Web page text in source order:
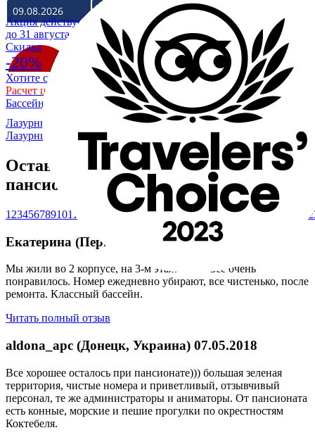
Акция действует
до 31 августа
Cкидка
-20%
Хотите скидку 20% на отдых в Крыму на море?
Расчет цены со скидкой
Бассейн уже разогрет до +28
Лазурный Коктебель
О гостевом доме - пансионате
Лазурный Коктебель/
Оставьте свой отзыв о нашем
пансионате
1 234567891011 151617 18 1920 2122 2324 2526 272829 32
Екатерина (Пермь, Россия )02.07.2018
Мы жили во 2 корпусе, на 3-м этаже. Нам все очень
понравилось. Номер ежедневно убирают, все чистенько, после
ремонта. Классный бассейн.
Читать полный отзыв
aldona_apc (Донецк, Украина) 07.05.2018
Все хорошее осталось при пансионате))) большая зеленая
территория, чистые номера и приветливый, отзывчивый
персонал, те же администраторы и аниматоры. От пансионата
есть конные, морские и пешие прогулки по окрестностям
Коктебеля.